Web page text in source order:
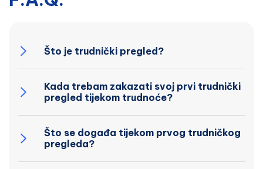
Što je trudnički pregled?
Kada trebam zakazati svoj prvi trudnički
pregled tijekom trudnoće?
Što se događa tijekom prvog trudničkog
pregleda?